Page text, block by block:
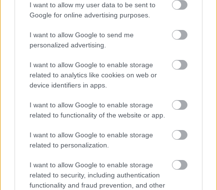
I want to allow my user data to be sent to
Google for online advertising purposes.
I want to allow Google to send me
personalized advertising.
I want to allow Google to enable storage
related to analytics like cookies on web or
device identifiers in apps.
I want to allow Google to enable storage
related to functionality of the website or app.
I want to allow Google to enable storage
related to personalization.
I want to allow Google to enable storage
related to security, including authentication
functionality and fraud prevention, and other
Országos hírek
A Magyar Madártani és Természetvédelmi Egyesület (MME) a
védelmére hívja fel a lakosság és az önkormányzatok figyelmét.